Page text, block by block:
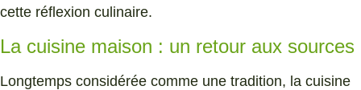
cette réflexion culinaire.
La cuisine maison : un retour aux sources
Longtemps considérée comme une tradition, la cuisine